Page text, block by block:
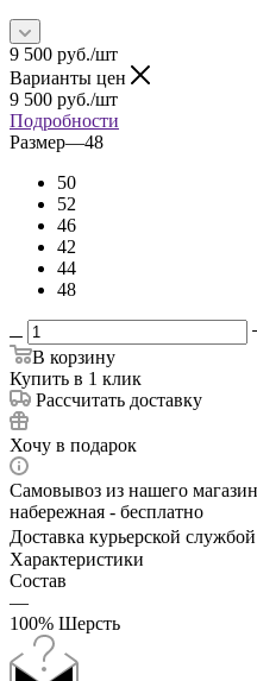
9 500 руб./шт
Варианты цен
9 500 руб./шт
Подробности
Размер—48
50
52
46
42
44
48
В корзину
Купить в 1 клик
Рассчитать доставку
Хочу в подарок
Самовывоз из нашего
набережная - бесплатно
Доставка курьерской
Характеристики
Состав
—
100% Шерсть